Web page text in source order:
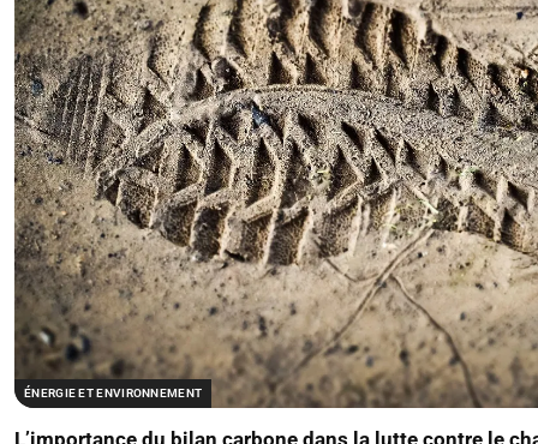
ÉNERGIE ET ENVIRONNEMENT
L’importance du bilan carbone dans la lutte contre le